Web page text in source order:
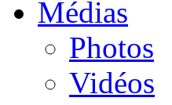
Médias
Photos
Vidéos